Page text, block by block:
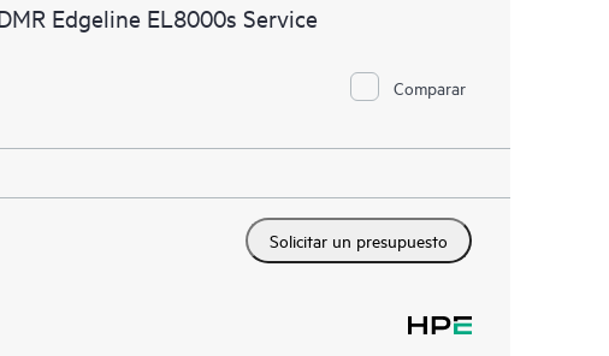
Edgeline EL8000s Service
Comparar
Solicitar un presupuesto